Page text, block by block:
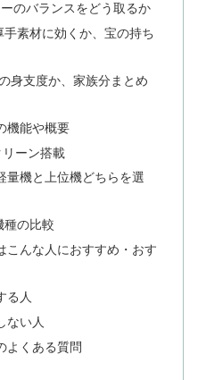
のバランスをどう取るか
素材に効くか、宝の持ち
身支度か、家族分まとめ
機能や概要
リーン搭載
機と上位機どちらを選
種の比較
こんな人におすすめ・おす
る人
ない人
よくある質問